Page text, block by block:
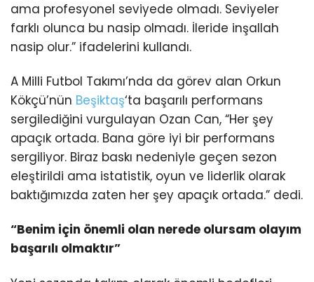
ama profesyonel seviyede olmadı. Seviyeler
farklı olunca bu nasip olmadı. İleride inşallah
nasip olur.” ifadelerini kullandı.
A Milli Futbol Takımı’nda da görev alan Orkun
Kökçü’nün Beşiktaş‘ta başarılı performans
sergilediğini vurgulayan Ozan Can, “Her şey
apaçık ortada. Bana göre iyi bir performans
sergiliyor. Biraz baskı nedeniyle geçen sezon
eleştirildi ama istatistik, oyun ve liderlik olarak
baktığımızda zaten her şey apaçık ortada.” dedi.
“Benim için önemli olan nerede olursam olayım
başarılı olmaktır”